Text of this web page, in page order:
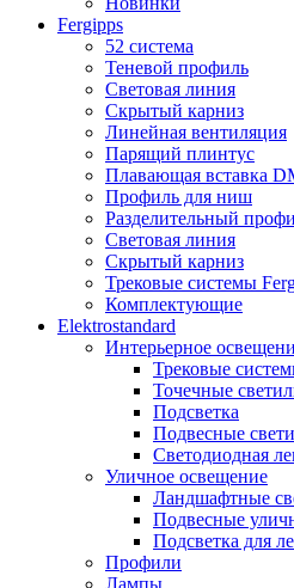
Fergipps
52 система
Теневой профиль
Световая линия
Скрытый карниз
Линейная вентиляция
Парящий плинтус
Плавающая вставка
Профиль для ниш
Разделительный
Световая линия
Скрытый карниз
Трековые системы
Комплектующие
Elektrostandard
Интерьерное
Трековые
Точечные
Подсветка
Подвесные
Светодиодная
Уличное освещение
Ландшафтные
Подвесные
Подсветка для
Профили
Лампы